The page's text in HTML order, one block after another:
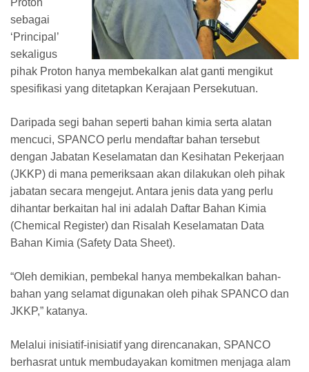
sebagai
‘Principal’
sekaligus
pihak Proton hanya membekalkan alat ganti mengikut
spesifikasi yang ditetapkan Kerajaan Persekutuan.
Daripada segi bahan seperti bahan kimia serta alatan
mencuci, SPANCO perlu mendaftar bahan tersebut
dengan Jabatan Keselamatan dan Kesihatan Pekerjaan
(JKKP) di mana pemeriksaan akan dilakukan oleh pihak
jabatan secara mengejut. Antara jenis data yang perlu
dihantar berkaitan hal ini adalah Daftar Bahan Kimia
(Chemical Register) dan Risalah Keselamatan Data
Bahan Kimia (Safety Data Sheet).
“Oleh demikian, pembekal hanya membekalkan bahan-
bahan yang selamat digunakan oleh pihak SPANCO dan
JKKP,” katanya.
Melalui inisiatif-inisiatif yang direncanakan, SPANCO
berhasrat untuk membudayakan komitmen menjaga alam